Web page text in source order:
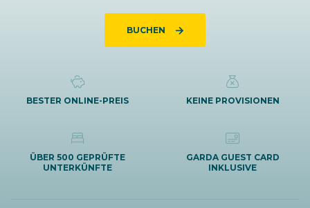
BUCHEN
BESTER ONLINE-PREIS KEINE PROVISIONEN
ÜBER 500 GEPRÜFTE
UNTERKÜNFTE
GARDA GUEST CARD
INKLUSIVE